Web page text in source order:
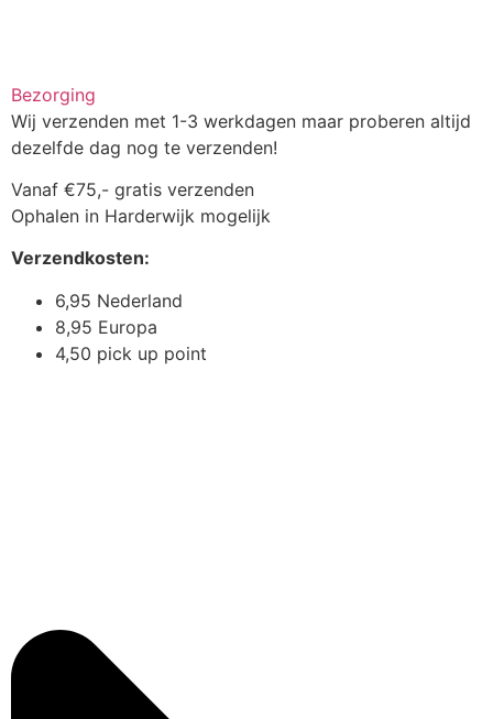
Bezorging
Wij verzenden met 1-3 werkdagen maar proberen altijd
dezelfde dag nog te verzenden!
Vanaf €75,- gratis verzenden
Ophalen in Harderwijk mogelijk
Verzendkosten:
6,95 Nederland
8,95 Europa
4,50 pick up point